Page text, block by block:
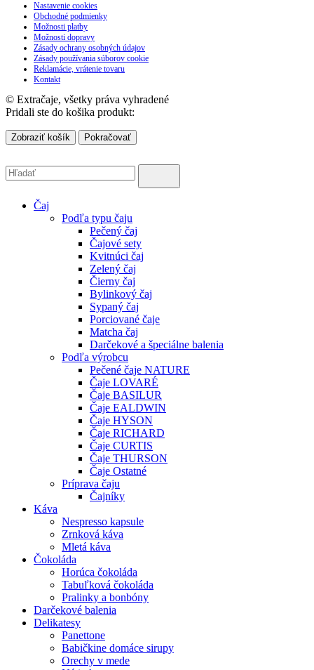
Nastavenie cookies
Obchodné podmienky
Možnosti platby
Možnosti dopravy
Zásady ochrany osobných údajov
Zásady používania súborov cookie
Reklamácie, vrátenie tovaru
Kontakt
© Extračaje, všetky práva vyhradené
Pridali ste do košika produkt:
Zobraziť košík Pokračovať
Čaj
Podľa typu čaju
Pečený čaj
Čajové sety
Kvitnúci čaj
Zelený čaj
Čierny čaj
Bylinkový čaj
Sypaný čaj
Porciované čaje
Matcha čaj
Darčekové a špeciálne balenia
Podľa výrobcu
Pečené čaje NATURE
Čaje LOVARÉ
Čaje BASILUR
Čaje EALDWIN
Čaje HYSON
Čaje RICHARD
Čaje CURTIS
Čaje THURSON
Čaje Ostatné
Príprava čaju
Čajníky
Káva
Nespresso kapsule
Zrnková káva
Mletá káva
Čokoláda
Horúca čokoláda
Tabuľková čokoláda
Pralinky a bonbóny
Darčekové balenia
Delikatesy
Panettone
Babičkine domáce sirupy
Orechy v mede